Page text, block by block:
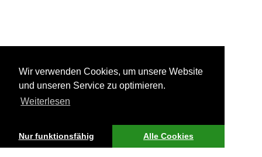
Wir verwenden Cookies, um unsere Website
und unseren Service zu optimieren.
Weiterlesen
Nur funktionsfähig Alle Cookies